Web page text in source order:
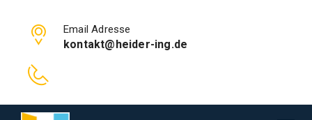
Email Adresse
kontakt@heider-ing.de